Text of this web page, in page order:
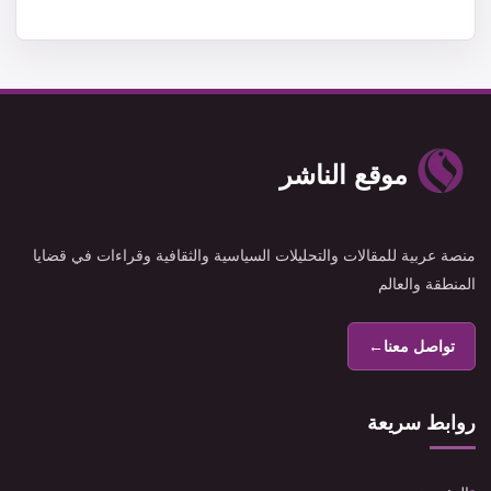
موقع الناشر
منصة عربية للمقالات والتحليلات السياسية والثقافية وقراءات في قضايا
المنطقة والعالم
تواصل معنا←
روابط سريعة